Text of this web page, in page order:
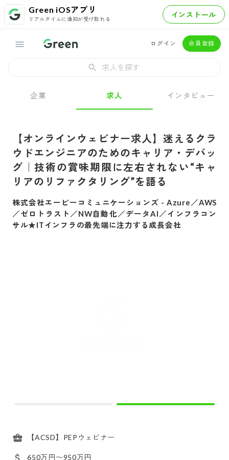
Green iOSアプリ
リアルタイムに通知が受け取れる インストール
ログイン 会員登録
求人を探す
企業 求人 インタビュー
【オンラインウェビナー求人】迷えるクラ
ウドエンジニアのためのキャリア・デバッ
グ｜技術の賞味期限に左右されない“キャ
リアのリファクタリング”を語る
株式会社エーピーコミュニケーションズ - Azure／AWS
／ゼロトラスト／NW自動化／データAI／インフラコン
サル★ITインフラの最先端に注力する成長会社
【ACSD】PEPウェビナー
650万円〜950万円